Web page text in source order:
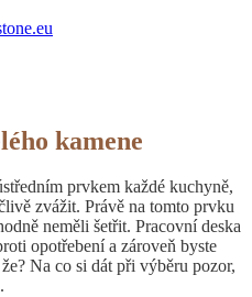
kamene
prvkem každé kuchyně,
zvážit. Právě na tomto prvku
neměli šetřit. Pracovní deska
opotřebení a zároveň byste
Na co si dát při výběru pozor,